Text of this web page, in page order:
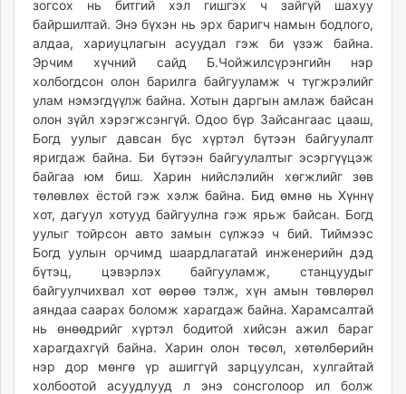
зогсох нь битгий хэл гишгэх ч зайгүй шахуу
байршилтай. Энэ бүхэн нь эрх баригч намын бодлого,
алдаа, хариуцлагын асуудал гэж би үзэж байна.
Эрчим хүчний сайд Б.Чойжилсүрэнгийн нэр
холбогдсон олон барилга байгууламж ч түгжрэлийг
улам нэмэгдүүлж байна. Хотын даргын амлаж байсан
олон зүйл хэрэгжсэнгүй. Одоо бүр Зайсангаас цааш,
Богд уулыг давсан бүс хүртэл бүтээн байгуулалт
яригдаж байна. Би бүтээн байгуулалтыг эсэргүүцэж
байгаа юм биш. Харин нийслэлийн хөгжлийг зөв
төлөвлөх ёстой гэж хэлж байна. Бид өмнө нь Хүннү
хот, дагуул хотууд байгуулна гэж ярьж байсан. Богд
уулыг тойрсон авто замын сүлжээ ч бий. Тиймээс
Богд уулын орчимд шаардлагатай инженерийн дэд
бүтэц, цэвэрлэх байгууламж, станцуудыг
байгуулчихвал хот өөрөө тэлж, хүн амын төвлөрөл
аяндаа саарах боломж харагдаж байна. Харамсалтай
нь өнөөдрийг хүртэл бодитой хийсэн ажил бараг
харагдахгүй байна. Харин олон төсөл, хөтөлбөрийн
нэр дор мөнгө үр ашиггүй зарцуулсан, хулгайтай
холбоотой асуудлууд л энэ сонсголоор ил болж